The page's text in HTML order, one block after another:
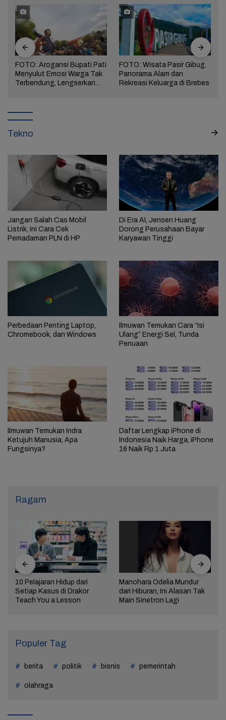
FOTO: Arogansi Bupati Pati
Menyulut Emosi Warga Tak
Terbendung, Lengserkan
FOTO: Wisata Pasir Gibug,
Panorama Alam dan
Rekreasi Keluarga di Brebes
Tekno
Jangan Salah Cas Mobil
Listrik, Ini Cara Cek
Pemadaman PLN di HP
Di Era AI, Jensen Huang
Dorong Perusahaan Bayar
Karyawan Tinggi
Perbedaan Penting Laptop,
Chromebook, dan Windows
Ilmuwan Temukan Cara “Isi
Ulang” Energi Sel, Tunda
Penuaan
Ilmuwan Temukan Indra
Ketujuh Manusia, Apa
Fungsinya?
Daftar Lengkap iPhone di
Indonesia Naik Harga, iPhone
16 Naik Rp 1 Juta
Ragam
10 Pelajaran Hidup dari
Setiap Kasus di Drakor
Teach You a Lesson
Manohara Odelia Mundur
dari Hiburan, Ini Alasan Tak
Main Sinetron Lagi
Populer Tag
berita politik bisnis pemerintah
olahraga